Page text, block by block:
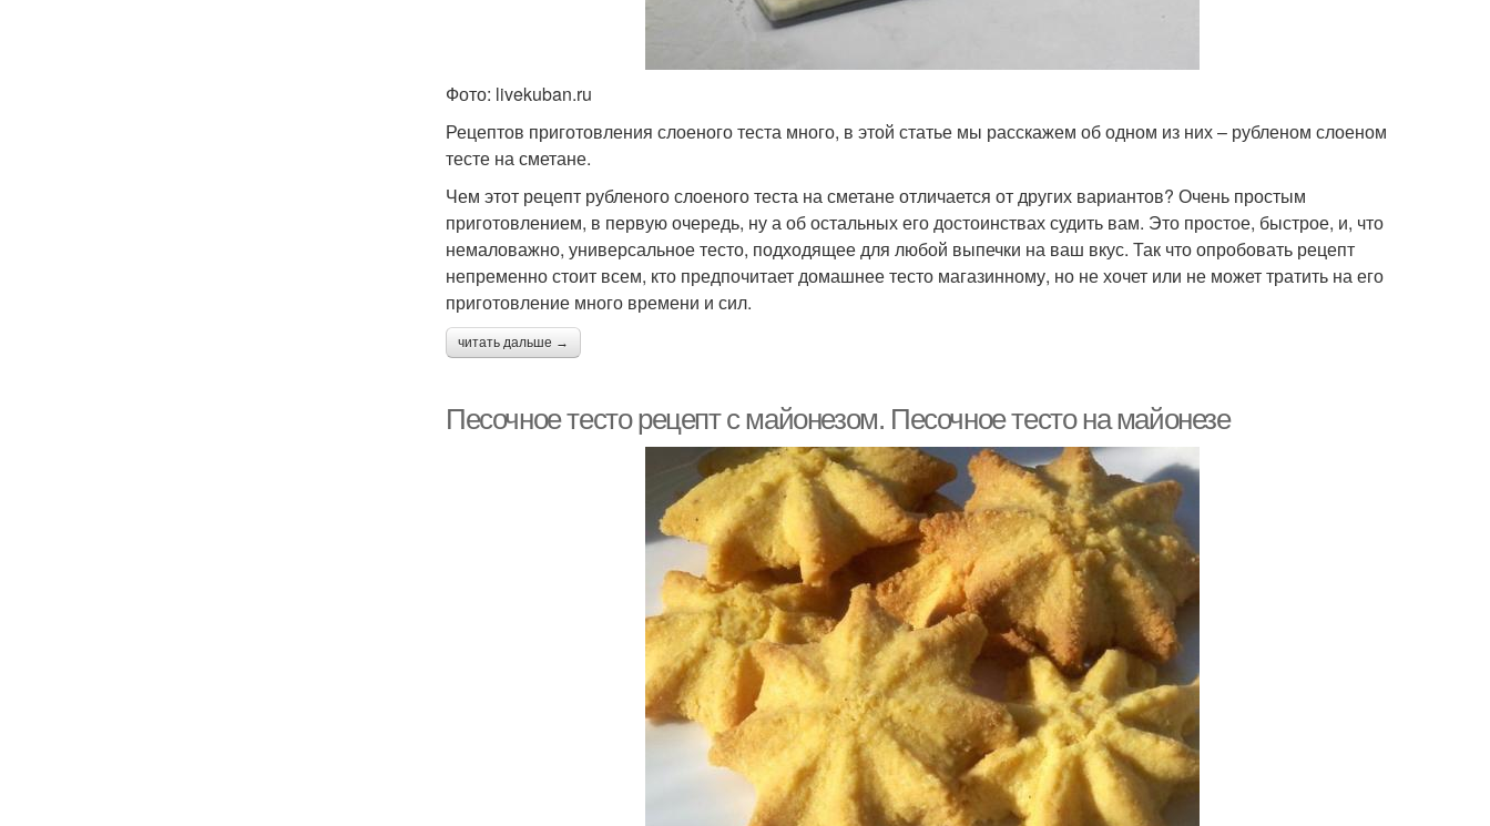
Фото: livekuban.ru
Рецептов приготовления слоеного теста много, в этой статье мы расскажем об одном из них – рубленом слоеном
тесте на сметане.
Чем этот рецепт рубленого слоеного теста на сметане отличается от других вариантов? Очень простым
приготовлением, в первую очередь, ну а об остальных его достоинствах судить вам. Это простое, быстрое, и, что
немаловажно, универсальное тесто, подходящее для любой выпечки на ваш вкус. Так что опробовать рецепт
непременно стоит всем, кто предпочитает домашнее тесто магазинному, но не хочет или не может тратить на его
приготовление много времени и сил.
читать дальше →
Песочное тесто рецепт с майонезом. Песочное тесто на майонезе